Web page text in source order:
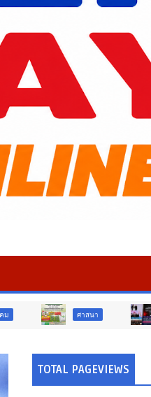
ศาสนา การศึกษา
TOTAL PAGEVIEWS